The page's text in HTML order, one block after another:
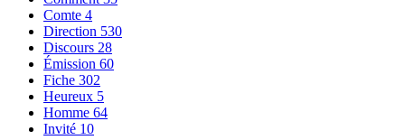
Comte 4
Direction 530
Discours 28
Émission 60
Fiche 302
Heureux 5
Homme 64
Invité 10